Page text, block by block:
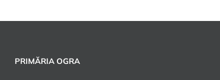
PRIMĂRIA OGRA